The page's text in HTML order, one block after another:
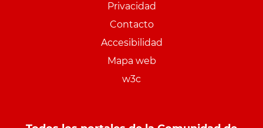
Privacidad
Contacto
Accesibilidad
Mapa web
w3c